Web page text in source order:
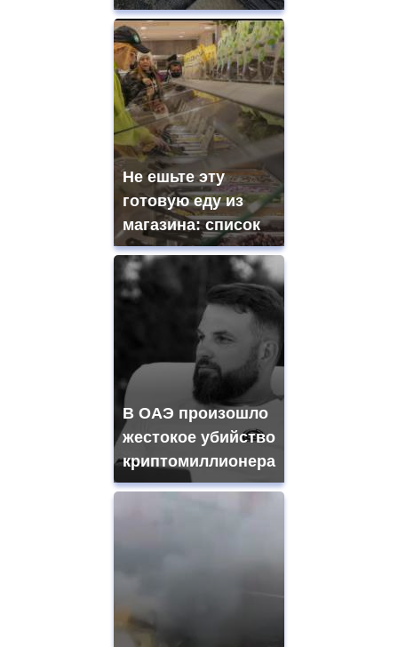
Не ешьте эту
готовую еду из
магазина: список
В ОАЭ произошло
жестокое убийство
криптомиллионера